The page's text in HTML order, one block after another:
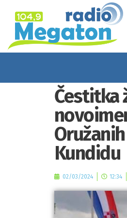
Čestitka
Kundidu
02/03/2024 12:34